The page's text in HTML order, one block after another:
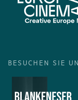
BESUCHEN SIE